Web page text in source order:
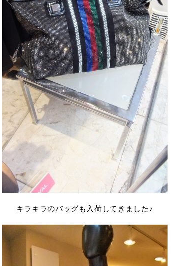
キラキラのバッグも入荷してきました♪